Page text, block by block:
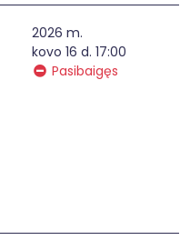
2026 m.
kovo 16 d. 17:00
Pasibaigęs